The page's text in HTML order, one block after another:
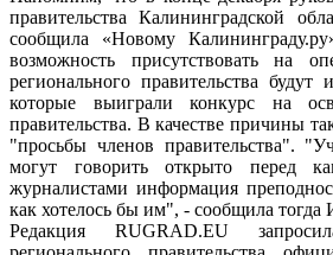
правительства Калининградской
сообщила «Новому
возможность присутствовать на
регионального правительства
которые выиграли конкурс на
правительства. В качестве причины
"просьбы членов правительства".
могут говорить открыто перед
журналистами информация
как хотелось бы им", - сообщила
Редакция RUGRAD.EU